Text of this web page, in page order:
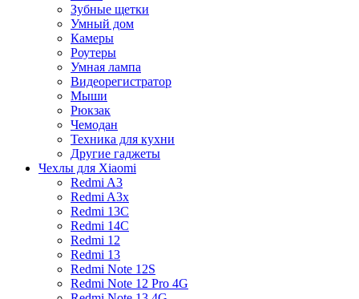
Зубные щетки
Умный дом
Камеры
Роутеры
Умная лампа
Видеорегистратор
Мыши
Рюкзак
Чемодан
Техника для кухни
Другие гаджеты
Чехлы для Xiaomi
Redmi A3
Redmi A3x
Redmi 13C
Redmi 14C
Redmi 12
Redmi 13
Redmi Note 12S
Redmi Note 12 Pro 4G